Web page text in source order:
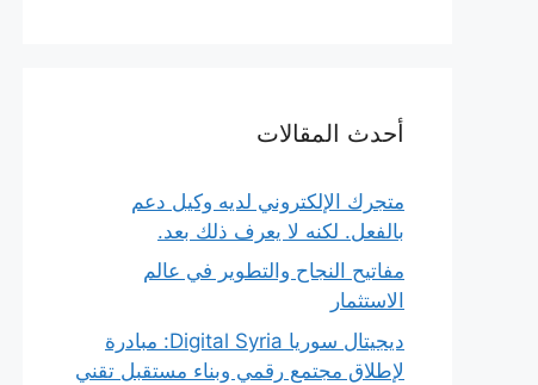
أحدث المقالات
متجرك الإلكتروني لديه وكيل دعم
بالفعل. لكنه لا يعرف ذلك بعد.
مفاتيح النجاح والتطوير في عالم
الاستثمار
ديجيتال سوريا Digital Syria: مبادرة
لإطلاق مجتمع رقمي وبناء مستقبل تقني